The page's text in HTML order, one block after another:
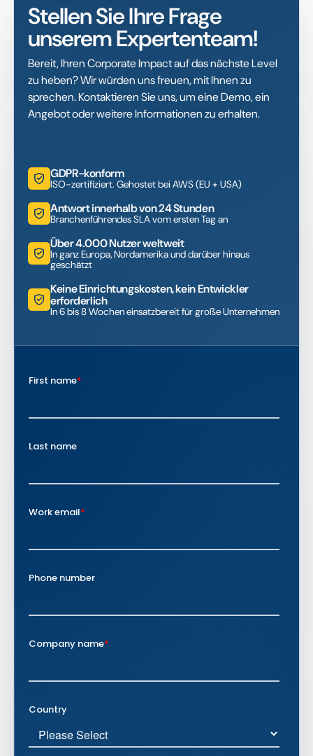
Stellen Sie Ihre Frage
unserem Expertenteam!
Bereit, Ihren Corporate Impact auf das nächste Level
zu heben? Wir würden uns freuen, mit Ihnen zu
sprechen. Kontaktieren Sie uns, um eine Demo, ein
Angebot oder weitere Informationen zu erhalten.
GDPR-konform
ISO-zertifiziert. Gehostet bei AWS (EU + USA)
Antwort innerhalb von 24 Stunden
Branchenführendes SLA vom ersten Tag an
Über 4.000 Nutzer weltweit
In ganz Europa, Nordamerika und darüber hinaus
geschätzt
Keine Einrichtungskosten, kein Entwickler
erforderlich
In 6 bis 8 Wochen einsatzbereit für große Unternehmen